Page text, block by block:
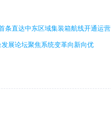
条直达中东区域集装箱航线开通运营
展论坛聚焦系统变革向新向优